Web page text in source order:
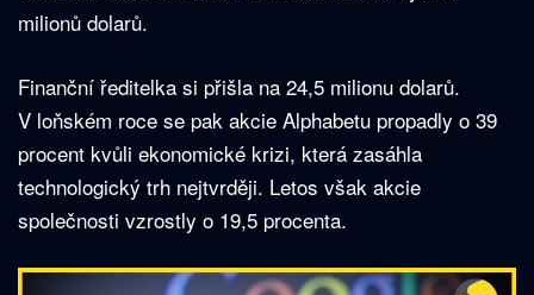
milionů dolarů.
Finanční ředitelka si přišla na 24,5 milionu dolarů.
V loňském roce se pak akcie Alphabetu propadly o 39
procent kvůli ekonomické krizi, která zasáhla
technologický trh nejtvrději. Letos však akcie
společnosti vzrostly o 19,5 procenta.